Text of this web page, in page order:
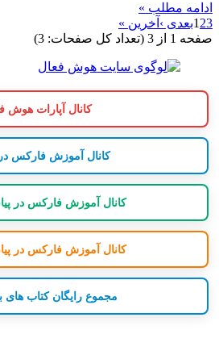
ادامه مطلب »
123 بعدی › آخرین »
صفحه 1 از 3 (تعداد کل صفحات: 3)
کانال آپارات هوش
کانال آموزش فارکس
کانال آموزش فارکس در
کانال آموزش فارکس در
مجموع رایگان کتاب های